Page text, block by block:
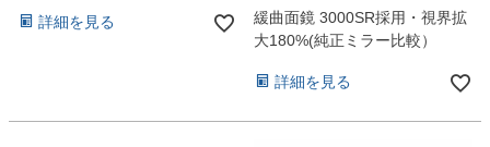
詳細を見る
緩曲面鏡 3000SR採用・視界拡
大180%(純正ミラー比較）
詳細を見る